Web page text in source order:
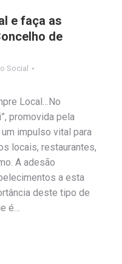
e faça as
de
Social
Local…No
promovida pela
impulso vital para
locais, restaurantes,
A adesão
a esta
deste tipo de
é…